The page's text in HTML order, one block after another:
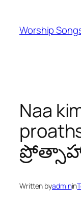
content
Worship
Naa
Written byadminin